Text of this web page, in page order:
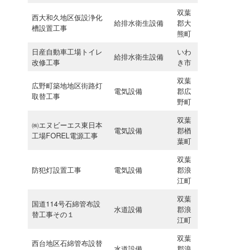
⻄大和久地区仮設浄化
槽設置工事
給排水衛生設備
双葉
郡大
熊町
日産自動車工場トイレ
改修工事
給排水衛生設備
いわ
き市
広野町築地地区街路灯
取替工事
電気設備
双葉
郡広
野町
㈱エヌビーエス東日本
工場FOREL電源工事
電気設備
双葉
郡楢
葉町
防犯灯設置工事 電気設備
双葉
郡浪
江町
国道114号石綿管布設
替工事その１
水道設備
双葉
郡浪
江町
⻄台地区石綿管布設替
双葉